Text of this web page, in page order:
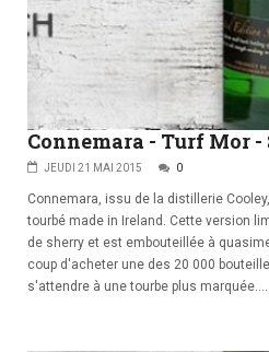
Connemara - Turf Mor -
JEUDI 21 MAI 2015 0
Connemara, issu de la distillerie
tourbé made in Ireland. Cette version
de sherry et est embouteillée à
coup d'acheter une des 20 000
s'attendre à une tourbe plus marquée....